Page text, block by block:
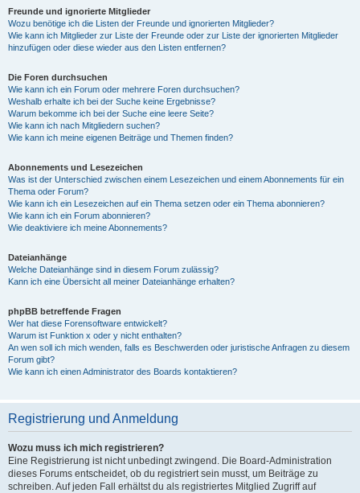
Freunde und ignorierte Mitglieder
Wozu benötige ich die Listen der Freunde und ignorierten Mitglieder?
Wie kann ich Mitglieder zur Liste der Freunde oder zur Liste der ignorierten Mitglieder
hinzufügen oder diese wieder aus den Listen entfernen?
Die Foren durchsuchen
Wie kann ich ein Forum oder mehrere Foren durchsuchen?
Weshalb erhalte ich bei der Suche keine Ergebnisse?
Warum bekomme ich bei der Suche eine leere Seite?
Wie kann ich nach Mitgliedern suchen?
Wie kann ich meine eigenen Beiträge und Themen finden?
Abonnements und Lesezeichen
Was ist der Unterschied zwischen einem Lesezeichen und einem Abonnements für ein
Thema oder Forum?
Wie kann ich ein Lesezeichen auf ein Thema setzen oder ein Thema abonnieren?
Wie kann ich ein Forum abonnieren?
Wie deaktiviere ich meine Abonnements?
Dateianhänge
Welche Dateianhänge sind in diesem Forum zulässig?
Kann ich eine Übersicht all meiner Dateianhänge erhalten?
phpBB betreffende Fragen
Wer hat diese Forensoftware entwickelt?
Warum ist Funktion x oder y nicht enthalten?
An wen soll ich mich wenden, falls es Beschwerden oder juristische Anfragen zu diesem
Forum gibt?
Wie kann ich einen Administrator des Boards kontaktieren?
Registrierung und Anmeldung
Wozu muss ich mich registrieren?
Eine Registrierung ist nicht unbedingt zwingend. Die Board-Administration
dieses Forums entscheidet, ob du registriert sein musst, um Beiträge zu
schreiben. Auf jeden Fall erhältst du als registriertes Mitglied Zugriff auf